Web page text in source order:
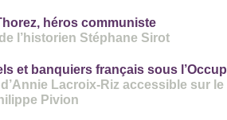
héros communiste
l’historien Stéphane Sirot
et banquiers français sous
Lacroix-Riz accessible sur
Pivion